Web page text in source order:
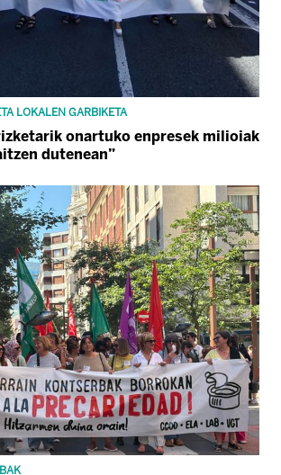
LOKALEN GARBIKETA
onartuko enpresek milioiak
dutenean”